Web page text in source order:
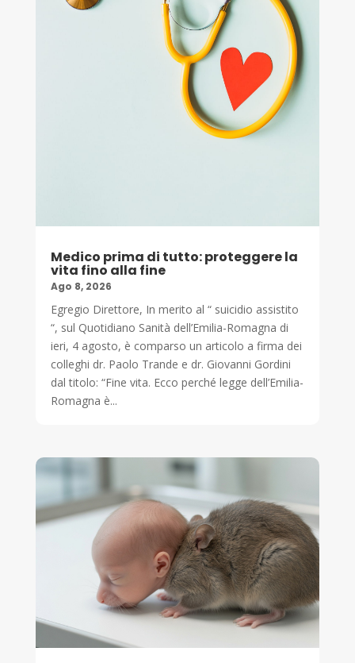
Medico prima di tutto: proteggere la
vita fino alla fine
Ago 8, 2026
Egregio Direttore, In merito al “ suicidio assistito
“, sul Quotidiano Sanità dell’Emilia-Romagna di
ieri, 4 agosto, è comparso un articolo a firma dei
colleghi dr. Paolo Trande e dr. Giovanni Gordini
dal titolo: “Fine vita. Ecco perché legge dell’Emilia-
Romagna è...